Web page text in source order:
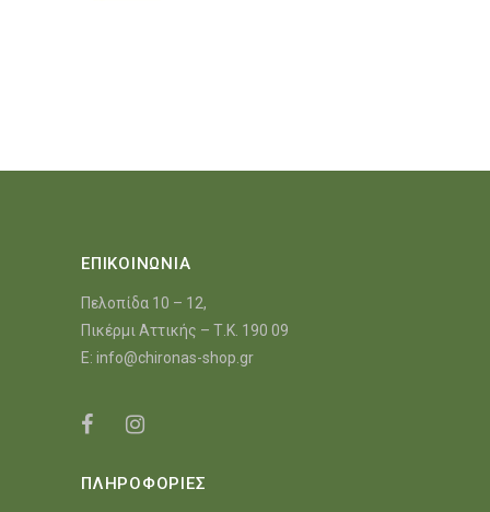
ΕΠΙΚΟΙΝΩΝΙΑ
Πελοπίδα 10 – 12,
Πικέρμι Αττικής – Τ.Κ. 190 09
E: info@chironas-shop.gr
ΠΛΗΡΟΦΟΡΙΕΣ